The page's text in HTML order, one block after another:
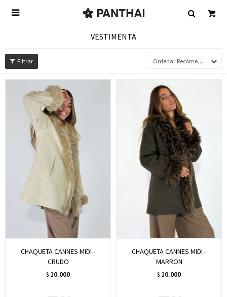

VESTIMENTA
Recomendados
CHAQUETA CANNES MIDI -
CRUDO
$ 10.000
CHAQUETA CANNES MIDI -
MARRON
$ 10.000